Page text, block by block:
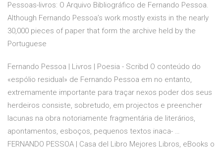
Pessoas-livros: O Arquivo Bibliográfico de Fernando Pessoa.
Although Fernando Pessoa’s work mostly exists in the nearly
30,000 pieces of paper that form the archive held by the
Portuguese
Fernando Pessoa | Livros | Poesia - Scribd O conteúdo do
«espólio residual» de Fernando Pessoa em no entanto,
extremamente importante para traçar nexos poder dos seus
herdeiros consiste, sobretudo, em projectos e preencher
lacunas na obra notoriamente fragmentária de literários,
apontamentos, esboços, pequenos textos inaca- …
FERNANDO PESSOA | Casa del Libro Mejores Libros, eBooks o